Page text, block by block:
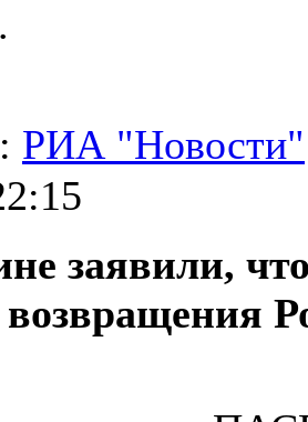
РИА "Новости"
заявили,
возвращения